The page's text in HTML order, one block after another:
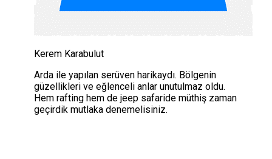
Kerem Karabulut
Arda ile yapılan serüven harikaydı. Bölgenin
güzellikleri ve eğlenceli anlar unutulmaz oldu.
Hem rafting hem de jeep safaride müthiş zaman
geçirdik mutlaka denemelisiniz.